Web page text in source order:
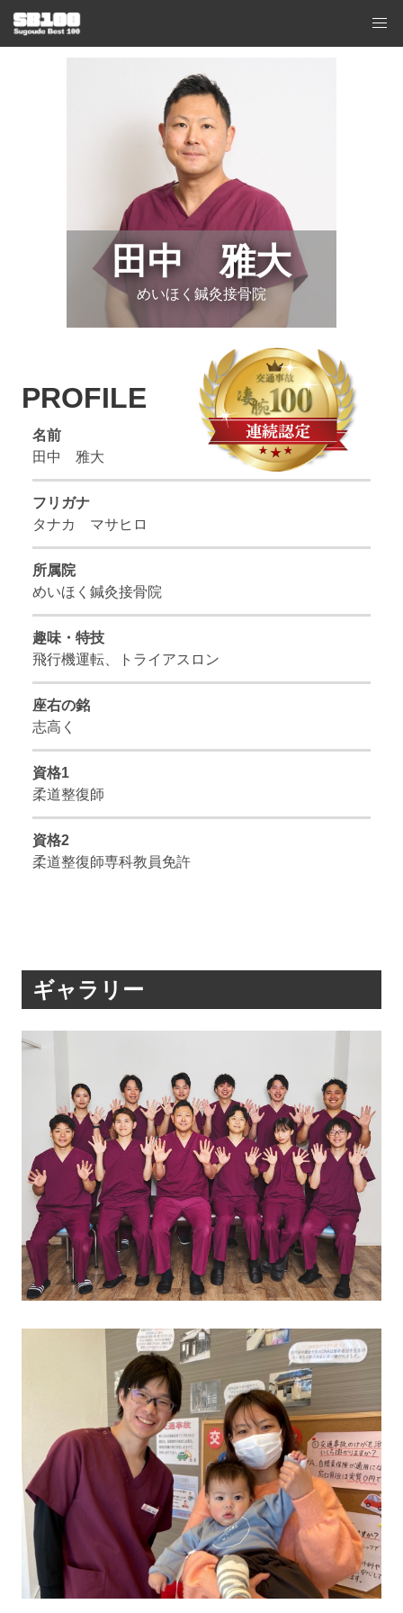
田中 雅大
めいほく鍼灸接骨院
PROFILE
名前
田中 雅大
フリガナ
タナカ マサヒロ
所属院
めいほく鍼灸接骨院
趣味・特技
飛行機運転、トライアスロン
座右の銘
志高く
資格1
柔道整復師
資格2
柔道整復師専科教員免許
ギャラリー